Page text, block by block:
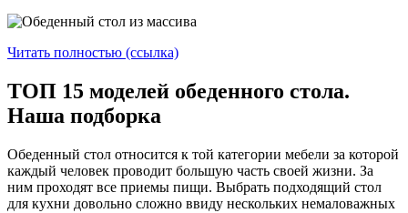
Читать полностью (ссылка)
ТОП 15 моделей обеденного стола.
Наша подборка
Обеденный стол относится к той категории мебели за которой
каждый человек проводит большую часть своей жизни. За
ним проходят все приемы пищи. Выбрать подходящий стол
для кухни довольно сложно ввиду нескольких немаловажных